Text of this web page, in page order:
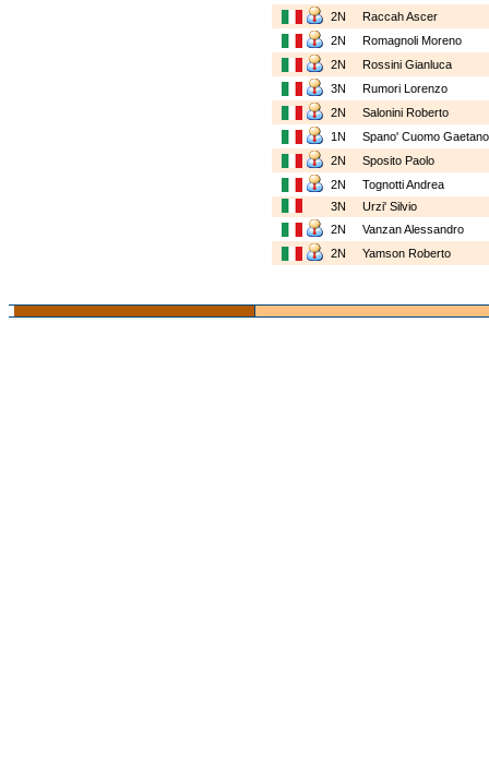
2N
Raccah Ascer
2N
Romagnoli Moreno
2N
Rossini Gianluca
3N
Rumori Lorenzo
2N
Salonini Roberto
1N
Spano' Cuomo
2N
Sposito Paolo
2N
Tognotti Andrea
3N
Urzi' Silvio
2N
Vanzan Alessandro
2N
Yamson Roberto